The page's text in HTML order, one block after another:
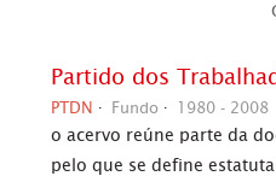
PTDN Fundo 1980 - 2008
o acervo reúne parte da
pelo que se define